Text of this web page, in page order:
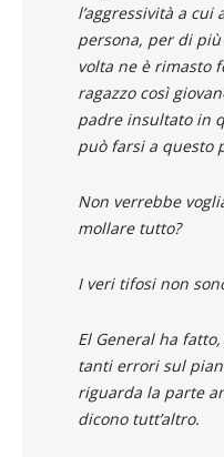
l’aggressività a
persona, per di
volta ne è rimasto
ragazzo così
padre insultato in
può farsi a questo
Non verrebbe
mollare tutto?
I veri tifosi non
El General ha
tanti errori sul
riguarda la parte
dicono tutt’altro.